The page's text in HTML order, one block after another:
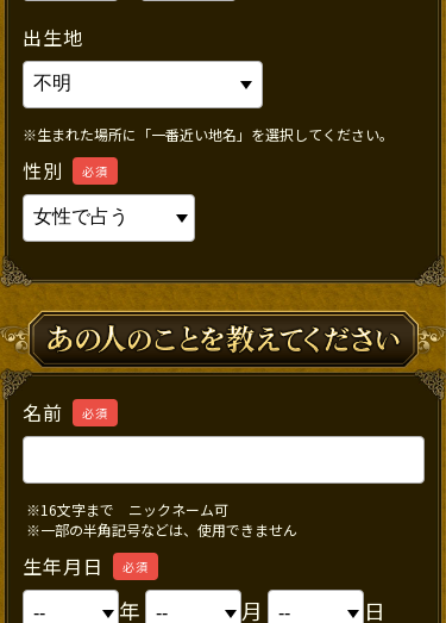
出生地
※生まれた場所に「一番近い地名」を選択してください。
性別 必須
名前 必須
※16文字まで ニックネーム可
※一部の半角記号などは、使用できません
生年月日 必須
年 月 日